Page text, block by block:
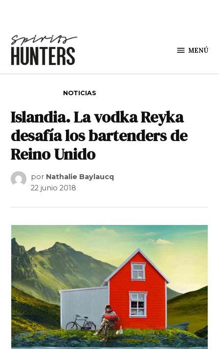
MENÚ
NOTICIAS
Islandia. La vodka Reyka
desafía los bartenders de
Reino Unido
por Nathalie Baylaucq
22 junio 2018